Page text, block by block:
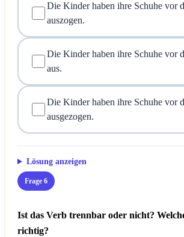
Die Kinder haben ihre Schuhe vor
auszogen.
Die Kinder haben ihre Schuhe vor
aus.
Die Kinder haben ihre Schuhe vor
ausgezogen.
Lösung anzeigen
Frage 6
Ist das Verb trennbar oder nicht?
richtig?